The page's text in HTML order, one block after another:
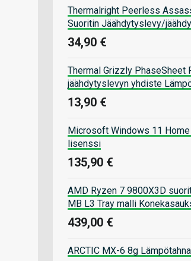
Thermalright Peerless
Suoritin Jäähdytyslevy/
34,90 €
Thermal Grizzly PhaseSheet
jäähdytyslevyn yhdiste
13,90 €
Microsoft Windows 11
lisenssi
135,90 €
AMD Ryzen 7 9800X3D
MB L3 Tray malli
439,00 €
ARCTIC MX-6 8g Lämpötahna